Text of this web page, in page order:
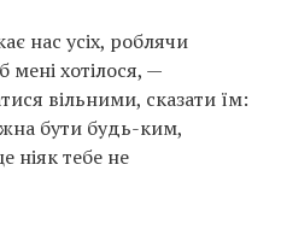
нас усіх, роблячи
мені хотілося, —
вільними, сказати їм:
бути будь-ким,
ніяк тебе не